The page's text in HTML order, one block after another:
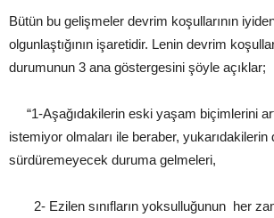
Bütün bu gelişmeler devrim koşullarının
olgunlaştığının işaretidir. Lenin devrim
durumunun 3 ana göstergesini şöyle açıklar;
“1-Aşağıdakilerin eski yaşam biçimlerini
istemiyor olmaları ile beraber, yukarıdakilerin
sürdüremeyecek duruma gelmeleri,
2- Ezilen sınıfların yoksulluğunun her